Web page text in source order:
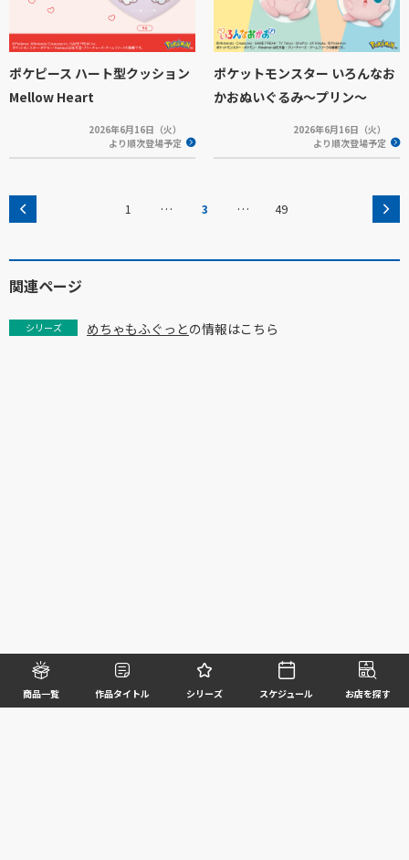
商品一覧 作品タイトル シリーズ スケジュール お店を探す
ポケピース ハート型クッション
Mellow Heart
2026年6月16日（火）
より順次登場予定
ポケットモンスター いろんなお
かおぬいぐるみ～プリン～
2026年6月16日（火）
より順次登場予定
1 … 3 … 49
関連ページ
シリーズ めちゃもふぐっとの情報はこちら